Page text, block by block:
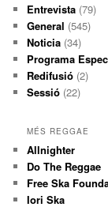
Entrevista (79)
General (545)
Noticia (34)
Programa
Redifusió (2)
Sessió (22)
MÉS REGGAE
Allnighter
Do The Reggae
Free Ska
Iori Ska